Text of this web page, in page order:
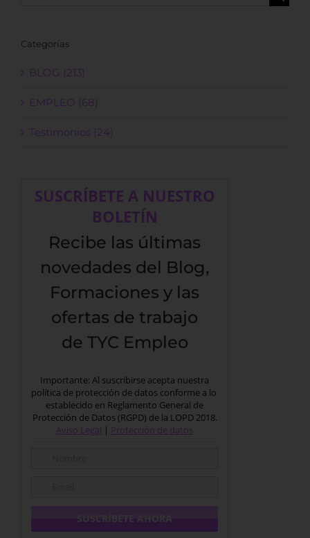
Categorías
BLOG (213)
EMPLEO (68)
Testimonios (24)
SUSCRÍBETE A NUESTRO
BOLETÍN
Recibe las últimas
novedades del Blog,
Formaciones y las
ofertas de trabajo
de TYC Empleo
Importante: Al suscribirse acepta nuestra
política de protección de datos conforme a lo
establecido en Reglamento General de
Protección de Datos (RGPD) de la LOPD 2018.
Aviso Legal | Protección de datos